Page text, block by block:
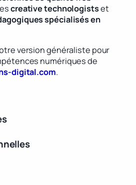
creative technologistset
spécialisés en
version généraliste pour
numériques de
digital.com.